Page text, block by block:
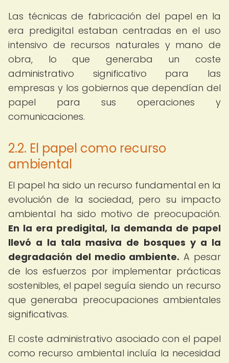
Las técnicas de fabricación del papel en la
era predigital estaban centradas en el uso
intensivo de recursos naturales y mano de
obra, lo que generaba un coste
administrativo significativo para las
empresas y los gobiernos que dependían del
papel para sus operaciones y
comunicaciones.
2.2. El papel como recurso
ambiental
El papel ha sido un recurso fundamental en la
evolución de la sociedad, pero su impacto
ambiental ha sido motivo de preocupación.
En la era predigital, la demanda de papel
llevó a la tala masiva de bosques y a la
degradación del medio ambiente. A pesar
de los esfuerzos por implementar prácticas
sostenibles, el papel seguía siendo un recurso
que generaba preocupaciones ambientales
significativas.
El coste administrativo asociado con el papel
como recurso ambiental incluía la necesidad